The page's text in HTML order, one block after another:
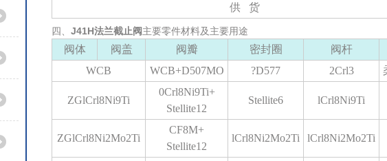
供
货
四、 J41H法兰截止阀主要零件材料及主要用途
阀体 阀盖 阀瓣 密封圈
阀杆
WCB
WCB+D507MO ?D577 2Crl3
ZGlCrl8Ni9Ti
0Crl8Ni9Ti+
Stellite12
Stellite6 lCrl8Ni9Ti
ZGlCrl8Ni2Mo2Ti
CF8M+
Stellite12
lCrl8Ni2Mo2Ti lCrl8Ni2Mo2Ti